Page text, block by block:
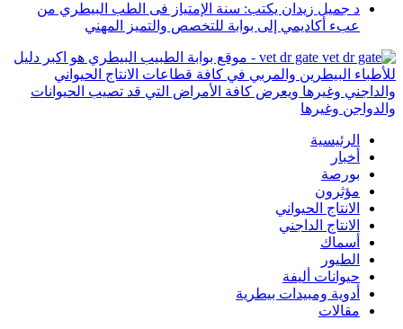
د جميل زيدان يكتب: سنة الإمتياز فى الطب البيطري من
عبء أكاديمي إلى بوابة للتخصص والتميز المهني
vet dr gate - موقع بوابة الطبيب البيطري هو اكبر دليل
للأطباء البيطرين والمربي في كافة قطاعات الانتاج الحيواني
والداجني وغيرها ويعرض كافة الأمراض التي قد تصيب الحيوانات
والدواجن وغيرها
الرئيسية
أخبار
بورصة
مؤثرون
الانتاج الحيواني
الانتاج الداجني
أسماك
الطيور
حيوانات أليفة
أدوية ومبيدات بيطرية
مقالات